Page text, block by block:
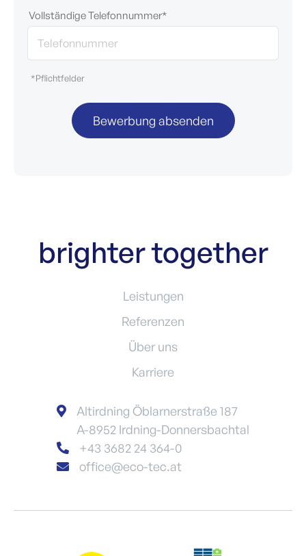
Vollständige Telefonnummer*
*Pflichtfelder
brighter together
Leistungen
Referenzen
Über uns
Karriere

Altirdning Öblarnerstraße 187
A-8952 Irdning-Donnersbachtal
 +43 3682 24 364-0
 office@eco-tec.at